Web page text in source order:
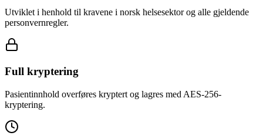
Utviklet i henhold til kravene i norsk helsesektor og alle gjeldende
personvernregler.
Full kryptering
Pasientinnhold overføres kryptert og lagres med AES-256-
kryptering.